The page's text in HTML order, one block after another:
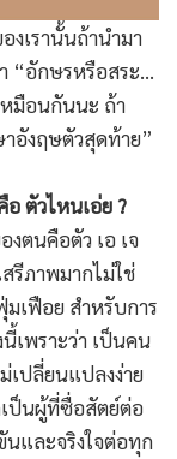
งเรานั้นถ้านำมา
“อักษรหรือสระ…
มือนกันนะ ถ้า
อังฤษตัวสุดท้าย”
ตัวไหนเอ่ย ?
ตนคือตัว เอ เจ
รีภาพมากไม่ใช่
เฟือย สำหรับการ
เพราะว่า เป็นคน
เปลี่ยนแปลงง่าย
ป็นผู้ที่ซื่อสัตย์ต่อ
และจริงใจต่อทุก